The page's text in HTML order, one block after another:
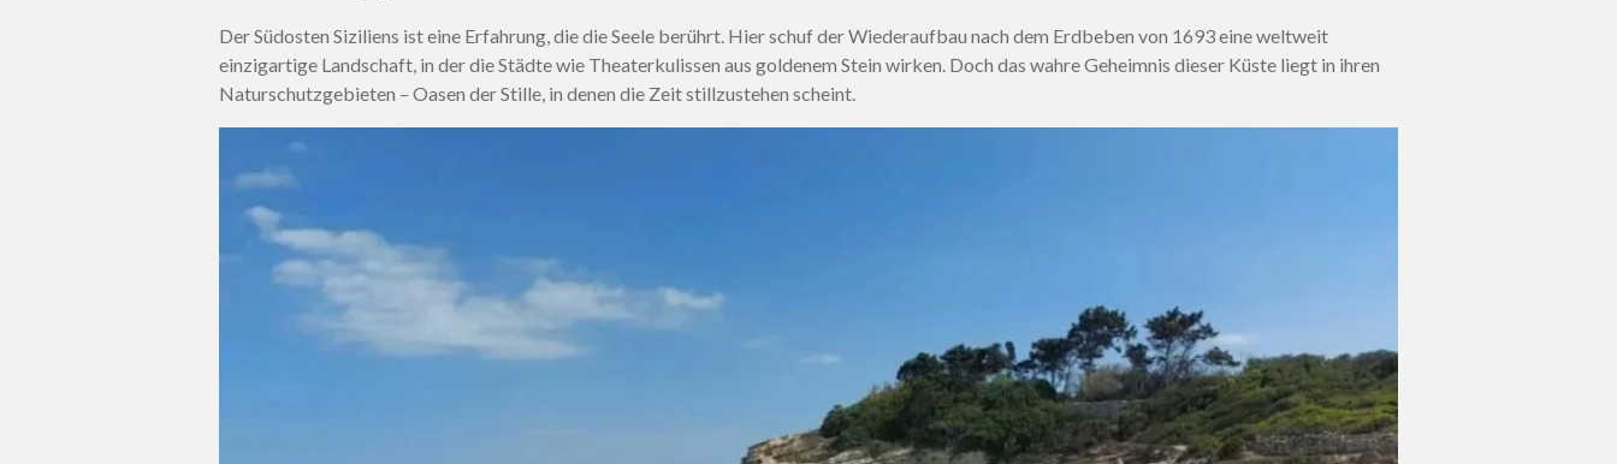
Der Südosten Siziliens ist eine Erfahrung, die die Seele berührt. Hier schuf der Wiederaufbau nach dem Erdbeben von 1693 eine weltweit
einzigartige Landschaft, in der die Städte wie Theaterkulissen aus goldenem Stein wirken. Doch das wahre Geheimnis dieser Küste liegt in ihren
Naturschutzgebieten – Oasen der Stille, in denen die Zeit stillzustehen scheint.